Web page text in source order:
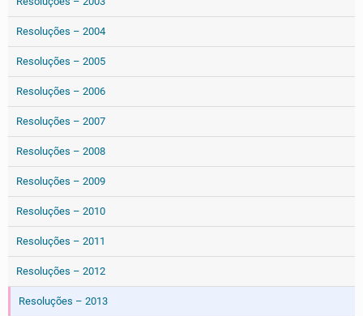
Resoluções – 2004
Resoluções – 2005
Resoluções – 2006
Resoluções – 2007
Resoluções – 2008
Resoluções – 2009
Resoluções – 2010
Resoluções – 2011
Resoluções – 2012
Resoluções – 2013